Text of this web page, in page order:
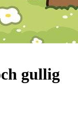
gullig